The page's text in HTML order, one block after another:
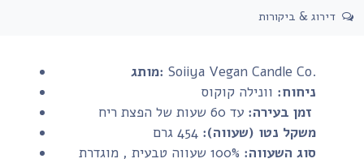
דירוג & ביקורות
מותג:Soiiya Vegan Candle Co.
ניחוח:וונילה קוקוס
זמן בעירה:
משקל נטו (שעווה):454 גרם
סוג השעווה:
100% שעווה טבעית , מוגדרת